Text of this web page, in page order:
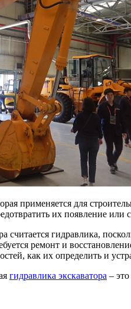
применяется для
их появление или
гидравлика,
ремонт и
как их определить и
гидравлика экскаватора –